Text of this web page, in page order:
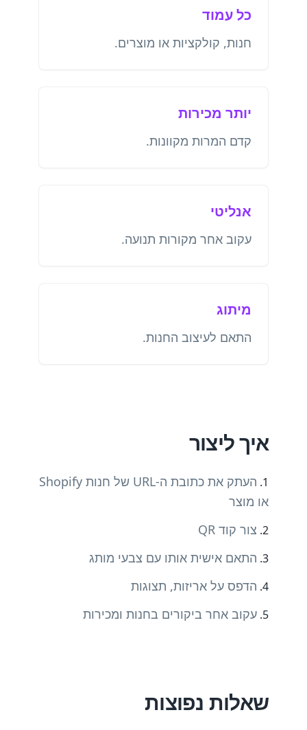
כל עמוד
חנות, קולקציות או מוצרים.
יותר מכירות
קדם המרות מקוונות.
אנליטי
עקוב אחר מקורות תנועה.
מיתוג
התאם לעיצוב החנות.
איך ליצור
העתק את כתובת ה-URL של חנות Shopify
או מוצר
צור קוד QR
התאם אישית אותו עם צבעי מותג
הדפס על אריזות, תצוגות
עקוב אחר ביקורים בחנות ומכירות
שאלות נפוצות